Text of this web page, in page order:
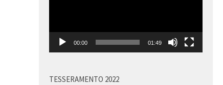
00:00 01:49
TESSERAMENTO 2022